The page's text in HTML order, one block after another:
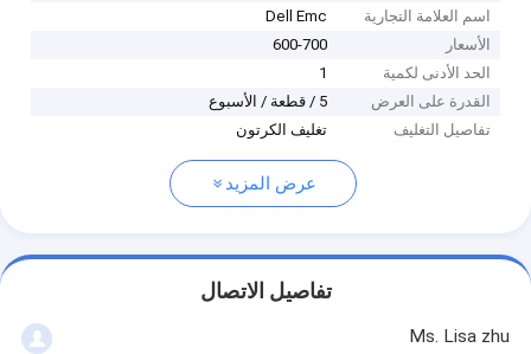
اسم العلامة التجارية
Dell Emc
الأسعار
600-700
الحد الأدنى لكمية
1
القدرة على العرض
5 / قطعة / الأسبوع
تفاصيل التغليف
تغليف الكرتون
عرض المزيد
تفاصيل الاتصال
Ms. Lisa zhu